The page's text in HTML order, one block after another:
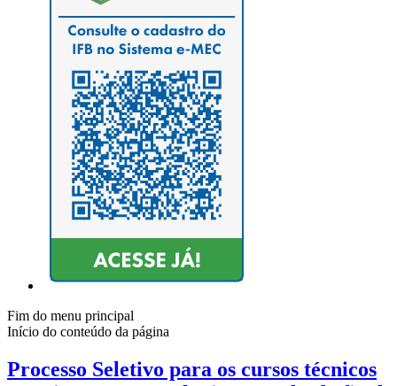
Fim do menu principal
Início do conteúdo da página
Processo Seletivo para os cursos técnicos